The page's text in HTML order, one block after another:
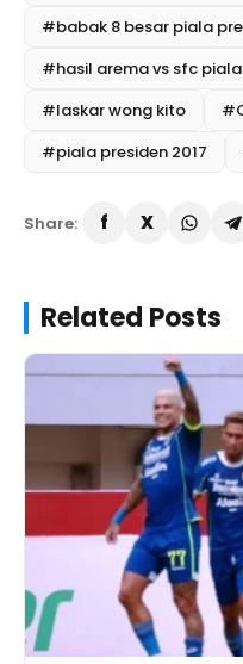
#babak 8 besar piala
#hasil arema vs sfc piala
#laskar wong kito
#piala presiden 2017
Share:
Related Posts